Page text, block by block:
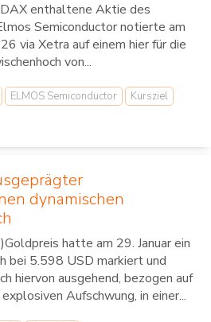
enthaltene Aktie des
Semiconductor notierte am
via Xetra auf einem hier für die
von...
ELMOS Semiconductor
Kursziel
dynamischen
hatte am 29. Januar ein
bei 5.598 USD markiert und
hiervon ausgehend, bezogen auf
Aufschwung, in einer...